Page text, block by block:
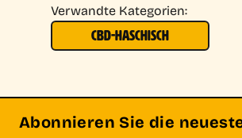
Verwandte Kategorien:
CBD-HASCHISCH
Abonnieren Sie die